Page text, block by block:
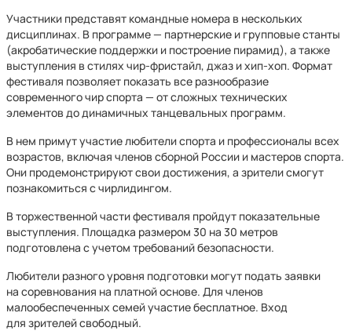
Участники представят командные номера в нескольких
дисциплинах. В программе — партнерские и групповые станты
(акробатические поддержки и построение пирамид), а также
выступления в стилях чир-фристайл, джаз и хип-хоп. Формат
фестиваля позволяет показать все разнообразие
современного чир спорта — от сложных технических
элементов до динамичных танцевальных программ.
В нем примут участие любители спорта и профессионалы всех
возрастов, включая членов сборной России и мастеров спорта.
Они продемонстрируют свои достижения, а зрители смогут
познакомиться с чирлидингом.
В торжественной части фестиваля пройдут показательные
выступления. Площадка размером 30 на 30 метров
подготовлена с учетом требований безопасности.
Любители разного уровня подготовки могут подать заявки
на соревнования на платной основе. Для членов
малообеспеченных семей участие бесплатное. Вход
для зрителей свободный.